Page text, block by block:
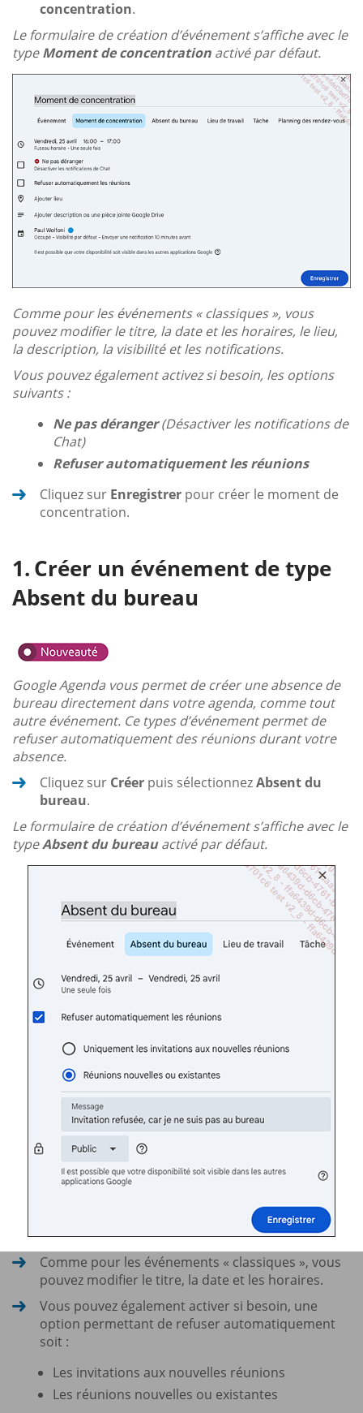
concentration.
Le formulaire de création d’événement s’affiche avec le
typeMoment de concentration activé par défaut.
Comme pour les événements « classiques », vous
pouvez modifier le titre, la date et les horaires, le lieu,
la description, la visibilité et les notifications.
Vous pouvez également activez si besoin, les options
suivants :
Ne pas déranger(Désactiver les notifications de
Chat)
Refuser automatiquement les réunions
Cliquez sur Enregistrer pour créer le moment de
concentration.
Créer un événement de type
Absent du bureau
Google Agenda vous permet de créer une absence de
bureau directement dans votre agenda, comme tout
autre événement. Ce types d’événement permet de
refuser automatiquement des réunions durant votre
absence.
Cliquez sur Créer puis sélectionnezAbsent du
bureau.
Le formulaire de création d’événement s’affiche avec le
typeAbsent du bureauactivé par défaut.
Comme pour les événements « classiques », vous
pouvez modifier le titre, la date et les horaires.
Vous pouvez également activer si besoin, une
option permettant de refuser automatiquement
soit :
Les invitations aux nouvelles réunions
Les réunions nouvelles ou existantes